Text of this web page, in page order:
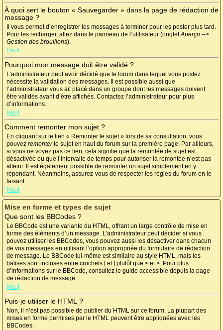
À quoi sert le bouton « Sauvegarder » dans la page de rédaction de
message ?
Il vous permet d’enregistrer les messages à terminer pour les poster plus tard.
Pour les recharger, allez dans le panneau de l’utilisateur (ongletAperçu -->
Gestion des brouillons).
Haut
Pourquoi mon message doit être validé ?
L’administrateur peut avoir décidé que le forum dans lequel vous postez
nécessite la validation des messages. Il est possible aussi que
l’administrateur vous ait placé dans un groupe dont les messages doivent
être validés avant d’être affichés. Contactez l’administrateur pour plus
d’informations.
Haut
Comment remonter mon sujet ?
En cliquant sur le lien « Remonter le sujet » lors de sa consultation, vous
pouvez remonterle sujet en haut du forum sur la première page. Par ailleurs,
si vous ne voyez pas ce lien, cela signifie que la remontée de sujet est
désactivée ou que l’intervalle de temps pour autoriser la remontée n’est pas
atteint. Il est également possible de remonter un sujet simplement en y
répondant. Néanmoins, assurez-vous de respecter les règles du forum en le
faisant.
Haut
Mise en forme et types de sujet
Que sont les BBCodes ?
Le BBCode est une variante du HTML, offrant un large contrôle de mise en
forme des éléments d’un message. L’administrateur peut décider si vous
pouvez utiliser les BBCodes, vous pouvez aussi les désactiver dans chacun
de vos messages en utilisant l’option appropriée du formulaire de rédaction
de message. Le BBCode lui-même est similaire au style HTML, mais les
balises sont incluses entre crochets [ et ] plutôt que < et >. Pour plus
d’informations sur le BBCode, consultez le guide accessible depuis la page
de rédaction de message.
Haut
Puis-je utiliser le HTML ?
Non, il n’est pas possible de publier du HTML sur ce forum. La plupart des
mises en forme permises par le HTML peuvent être appliquées avec les
BBCodes.